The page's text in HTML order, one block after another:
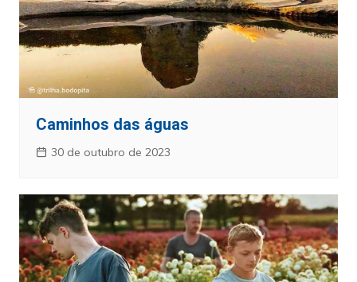
Caminhos das águas
30 de outubro de 2023